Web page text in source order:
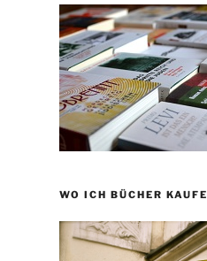
WO ICH BÜCHER KAUFE